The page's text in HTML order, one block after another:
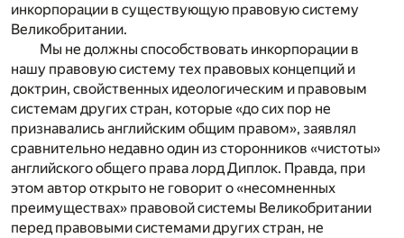
инкорпорации в существующую правовую систему
Великобритании.
Мы не должны способствовать инкорпорации в
нашу правовую систему тех правовых концепций и
доктрин, свойственных идеологическим и правовым
системам других стран, которые «до сих пор не
признавались английским общим правом», заявлял
сравнительно недавно один из сторонников «чистоты»
английского общего права лорд Диплок. Правда, при
этом автор открыто не говорит о «несомненных
преимуществах» правовой системы Великобритании
перед правовыми системами других стран, не